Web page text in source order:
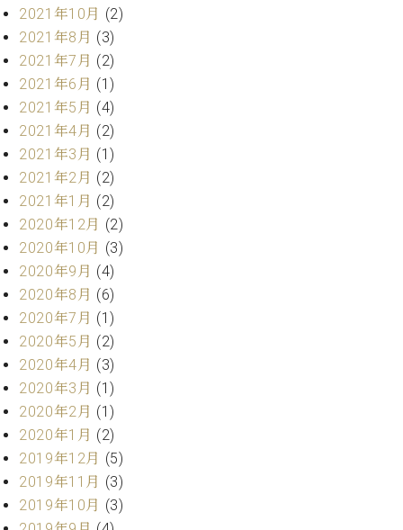
シ
ョ
ナ
ル
W.
ホ
フ
マ
ン
ト
ラ
デ
ィ
シ
ョ
ン
W.
ホ
フ
マ
ン
ヴ
ィ
ジ
：
八
王
・
技
術
営
業
セ
ン
タ
ス
ッ
フ
ご
挨
拶
術
者
紹
介
展示
2021年10月 (2)
2021年8月 (3)
2021年7月 (2)
2021年6月 (1)
2021年5月 (4)
2021年4月 (2)
2021年3月 (1)
2021年2月 (2)
2021年1月 (2)
2020年12月 (2)
2020年10月 (3)
2020年9月 (4)
2020年8月 (6)
2020年7月 (1)
2020年5月 (2)
2020年4月 (3)
2020年3月 (1)
2020年2月 (1)
2020年1月 (2)
2019年12月 (5)
2019年11月 (3)
2019年10月 (3)